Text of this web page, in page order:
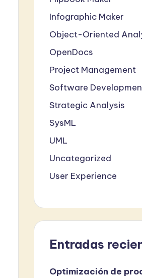
Infographic Maker
Object-Oriented
OpenDocs
Project Management
Software
Strategic Analysis
SysML
UML
Uncategorized
User Experience
Entradas
Optimización de